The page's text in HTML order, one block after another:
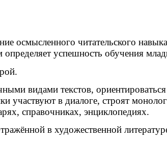
осмысленного читательского
успешность обучения
видами текстов,
в диалоге, строят
справочниках, энциклопедиях.
в художественной